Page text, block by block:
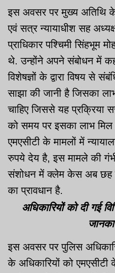
इस अवसर पर मुख्य अतिथि के
एवं सत्र न्यायाधीश सह
प्राधिकार पश्चिमी सिंहभूम
थे. उन्होंने अपने संबोधन में
विशेषज्ञों के द्वारा विषय से
साझा की जानी है जिसका
चाहिए जिससे यह प्रक्रिया
को समय पर इसका लाभ मिल
एमएसीटी के मामलों में
रुपये देय है, इस मामले की
संशोधन में क्लेम केस अब छह
का प्रावधान है.
अधिकारियों को दी गई
इस अवसर पर पुलिस
के अधिकारियों को एमएसीटी